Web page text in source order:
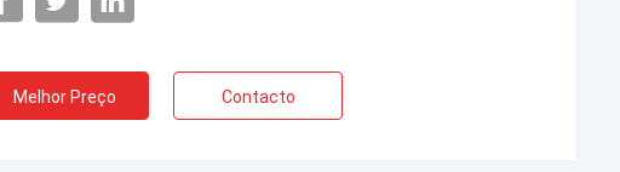
Melhor Preço Contacto